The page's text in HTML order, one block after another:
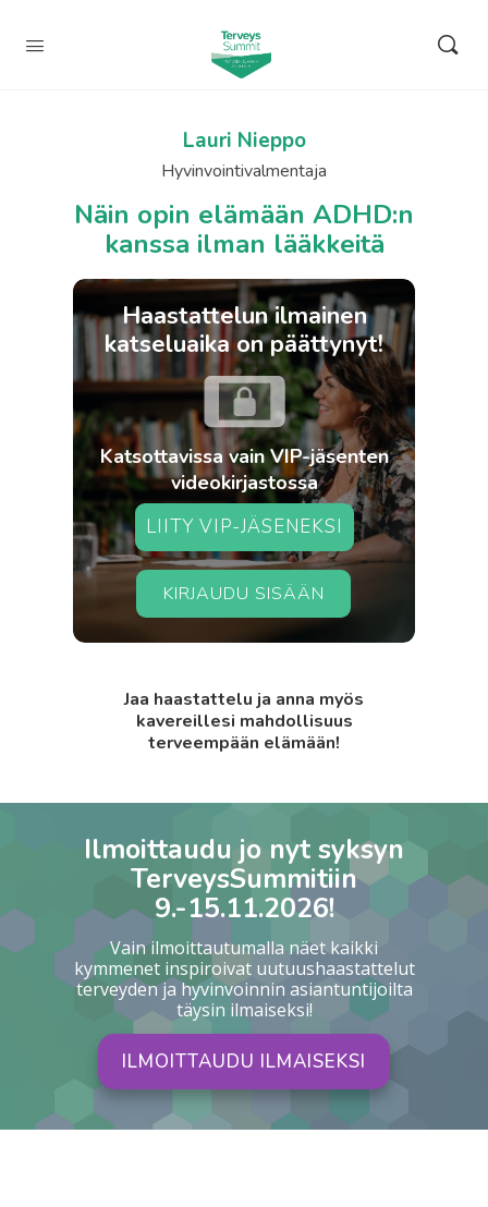
Lauri Nieppo
Hyvinvointivalmentaja
Näin opin elämään ADHD:n
kanssa ilman lääkkeitä
Haastattelun ilmainen
katseluaika on päättynyt!
Katsottavissa vain VIP-jäsenten
videokirjastossa
KIRJAUDU SISÄÄN
LIITY VIP-JÄSENEKSI
Jaa haastattelu ja anna myös
kavereillesi mahdollisuus
terveempään elämään!
Ilmoittaudu jo nyt syksyn
TerveysSummitiin
9.-15.11.2026!
Vain ilmoittautumalla näet kaikki
kymmenet inspiroivat uutuushaastattelut
terveyden ja hyvinvoinnin asiantuntijoilta
täysin ilmaiseksi!
ILMOITTAUDU ILMAISEKSI